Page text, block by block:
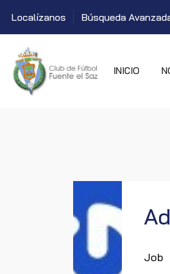
Localízanos Búsqueda
INICIO
Job